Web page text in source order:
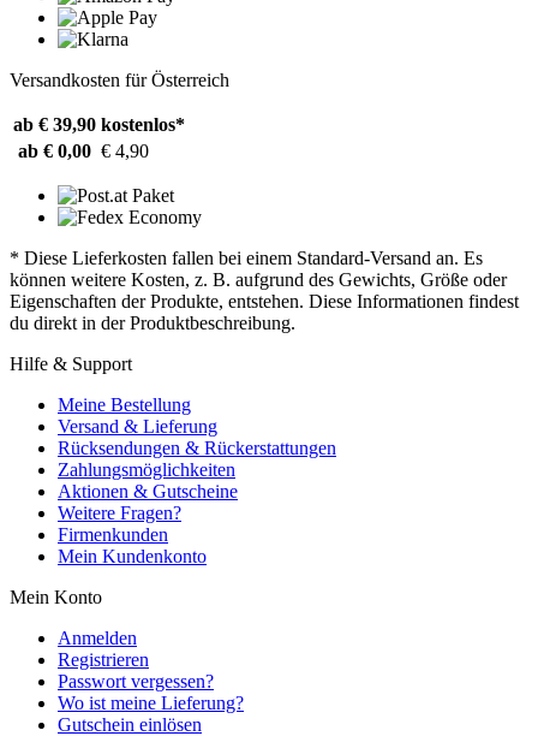
Versandkosten für Österreich
ab € 39,90 kostenlos*
ab € 0,00 € 4,90
* Diese Lieferkosten fallen bei einem Standard-Versand an. Es
können weitere Kosten, z. B. aufgrund des Gewichts, Größe oder
Eigenschaften der Produkte, entstehen. Diese Informationen findest
du direkt in der Produktbeschreibung.
Hilfe & Support
Meine Bestellung
Versand & Lieferung
Rücksendungen & Rückerstattungen
Zahlungsmöglichkeiten
Aktionen & Gutscheine
Weitere Fragen?
Firmenkunden
Mein Kundenkonto
Mein Konto
Anmelden
Registrieren
Passwort vergessen?
Wo ist meine Lieferung?
Gutschein einlösen